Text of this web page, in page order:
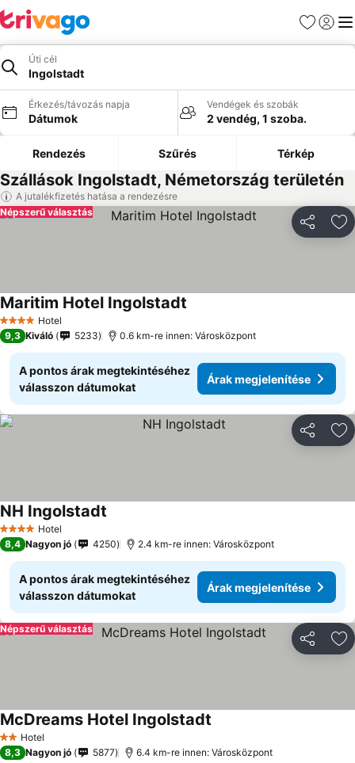
Kedvencek
Úti cél
Ingolstadt
Érkezés/távozás napja
Dátumok
Vendégek és szobák
2 vendég, 1 szoba.
Rendezés Szűrés Térkép
Szállások Ingolstadt, Németország területén
A jutalékfizetés hatása a rendezésre
Népszerű választás
4 KategóriaHotel
Maritim Hotel Ingolstadt
9,3 Kiváló 5233 0.6 km-re innen: Városközpont
A pontos árak megtekintéséhez
válasszon dátumokat
Árak megjelenítése
4 KategóriaHotel
NH Ingolstadt
8,4 Nagyon jó 4250 2.4 km-re innen: Városközpont
A pontos árak megtekintéséhez
válasszon dátumokat
Árak megjelenítése
Népszerű választás
2 Kategória
Hotel
McDreams Hotel Ingolstadt
8,3 Nagyon jó 5877 6.4 km-re innen: Városközpont